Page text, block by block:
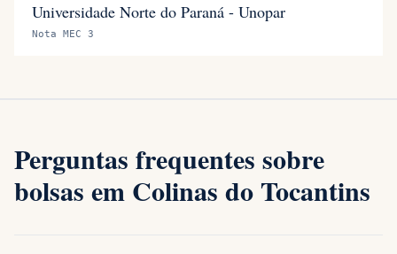
Universidade Norte do Paraná - Unopar
Nota MEC 3
Perguntas frequentes sobre
bolsas em Colinas do Tocantins